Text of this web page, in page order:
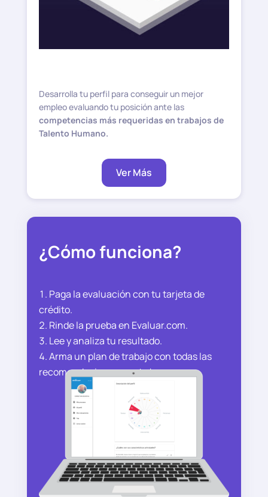
Desarrolla tu perfil para conseguir un mejor
empleo evaluando tu posición ante las
competencias más requeridas en trabajos de
Talento Humano.
Ver Más
¿Cómo funciona?
Paga la evaluación con tu tarjeta de
crédito.
Rinde la prueba en Evaluar.com.
Lee y analiza tu resultado.
Arma un plan de trabajo con todas las
recomendaciones que te hacemos.